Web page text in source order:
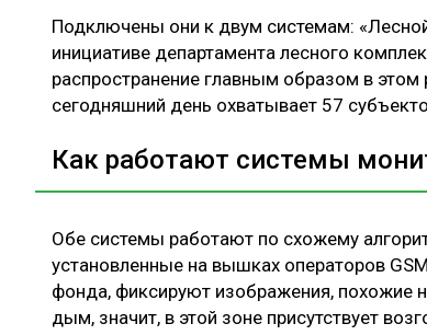
Подключены они к двум системам:
инициативе департамента лесного
распространение главным образом в этом
сегодняшний день охватывает 57
Как работают системы
Обе системы работают по схожему
установленные на вышках операторов
фонда, фиксируют изображения, похожие
дым, значит, в этой зоне присутствует